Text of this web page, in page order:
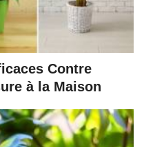
Contre
à la Maison